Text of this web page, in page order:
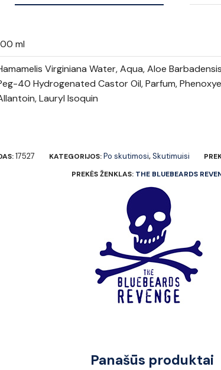
ml
Virginiana Water, Aqua, Aloe
40 Hydrogenated Castor Oil, Parfum,
Lauryl Isoquin
17527 KATEGORIJOS:Po skutimosi,Skutimuisi
PREKĖS ŽENKLAS: THE BLUEBEARDS
Panašūs produktai